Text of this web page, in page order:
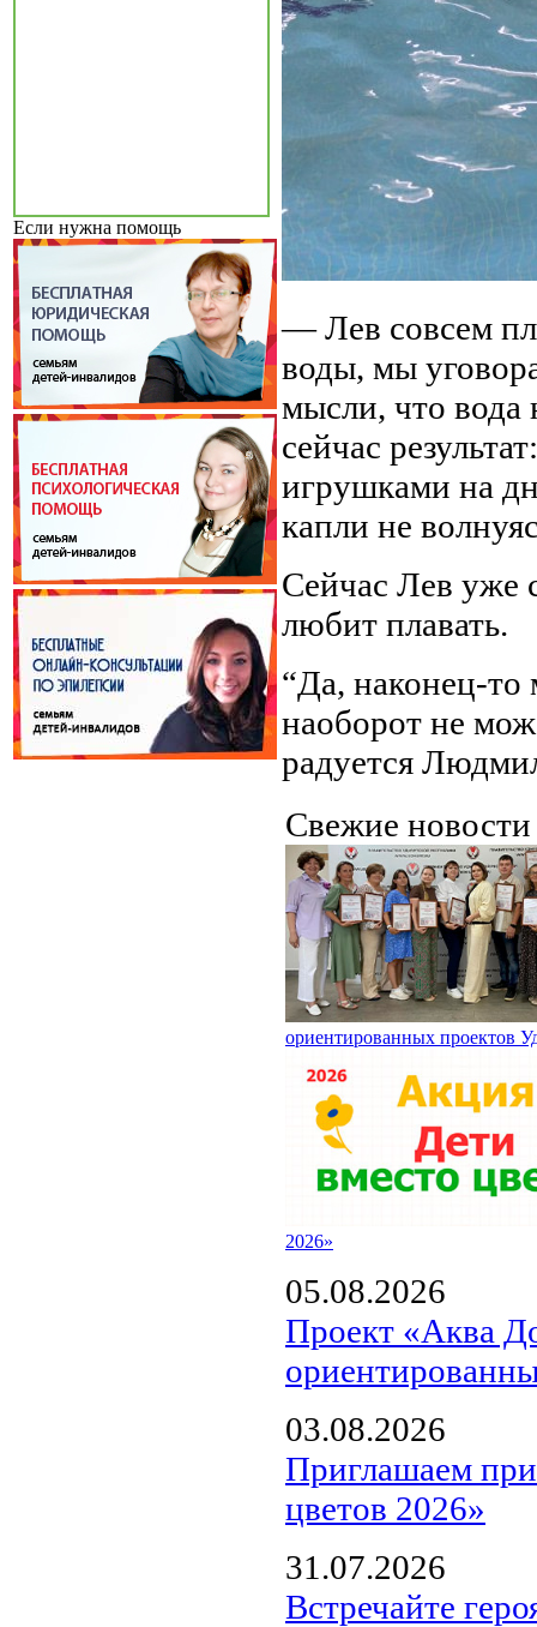
Если нужна помощь
— Лев совсем
воды, мы
мысли, что вода
сейчас
игрушками на
капли не
Сейчас Лев уже
любит плавать.
“Да, наконец-
наоборот не
радуется
Свежие
ориентированных проектов
2026»
05.08.2026
Проект «Аква
03.08.2026
Приглашаем
цветов 2026»
31.07.2026
Встречайте